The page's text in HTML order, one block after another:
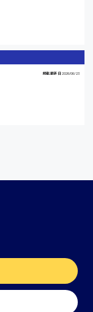
掲載更新日 2026/06/23